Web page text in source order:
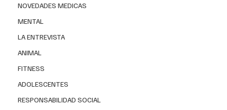
NOVEDADES MEDICAS
MENTAL
LA ENTREVISTA
ANIMAL
FITNESS
ADOLESCENTES
RESPONSABILIDAD SOCIAL